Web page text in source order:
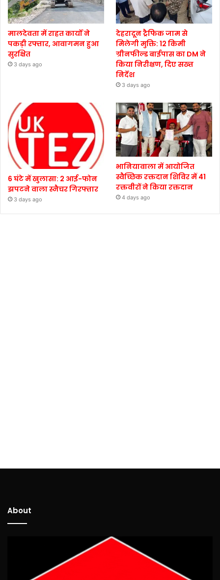
मालदेवता में राहत कार्यों ने
पकड़ी रफ्तार, आवागमन हुआ
सुरक्षित
3 days ago
देहरादून ट्रैफिक जाम से
मिलेगी मुक्ति: 12 किमी
ग्रीनफील्ड बाईपास का DM ने
किया निरीक्षण, दिए सख्त
निर्देश
3 days ago
6 घंटे में खुलासा: 2 आई-फोन
झपटने वाला स्नैचर गिरफ्तार
3 days ago
भानियावाला में आयोजित
स्वैच्छिक रक्तदान शिविर में 41
रक्तवीरों ने किया रक्तदान
4 days ago
About